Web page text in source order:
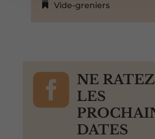
Vide-greniers

NE
LES
DATES